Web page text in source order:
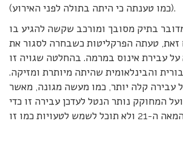
(כמו טענתה כי היתה בתולה לפני האירוע).
בתיק מסובך ומורכב שקשה להגיע בו
זאת, טעתה הפרקליטות כשבחרה לסגור את
על עבירת אינוס במרמה. בהחלטה שגויה זו
והבינלאומית שהיתה מיותרת ומזיקה.
עבירה קלה יותר, כמו מעשה מגונה, מאשר
המחוקק נותר הנטל לעדכן עבירה זו כדי